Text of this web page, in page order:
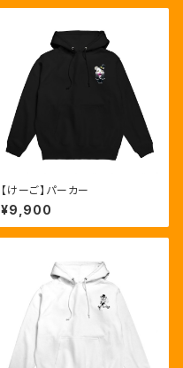
【けーご】パーカー
¥9,900